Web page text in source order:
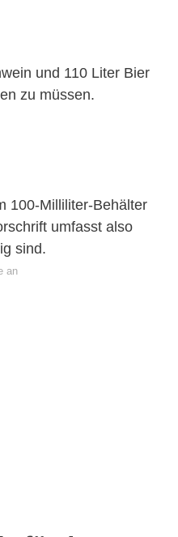
und 110 Liter Bier
zu müssen.
100-Milliliter-Behälter
umfasst also
sind.
an